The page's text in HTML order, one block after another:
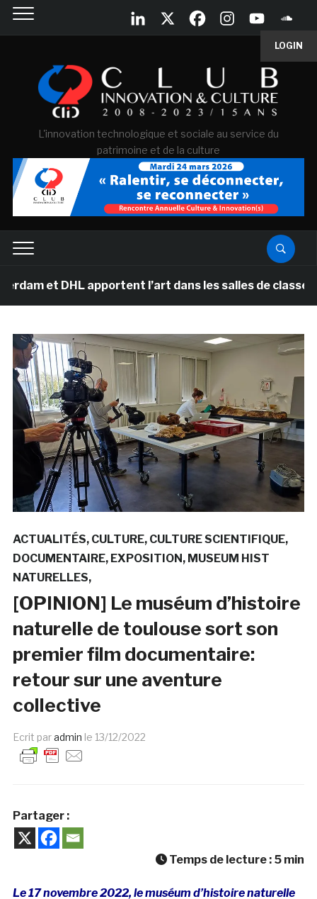
LOGIN
L'innovation technologique et sociale au service du
patrimoine et de la culture
DHL apportent l’art dans les salles de classe des
ACTUALITÉS CULTURE CULTURE SCIENTIFIQUE
DOCUMENTAIRE EXPOSITION
MUSEUM HIST
NATURELLES
[OPINION] Le muséum d’histoire
naturelle de toulouse sort son
premier film documentaire:
retour sur une aventure
collective
Ecrit paradmin le 13/12/2022
Partager :
Temps de lecture : 5 min
Le 17 novembre 2022, le muséum d’histoire naturelle